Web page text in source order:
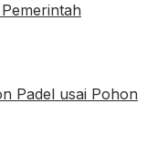
Padel usai Pohon